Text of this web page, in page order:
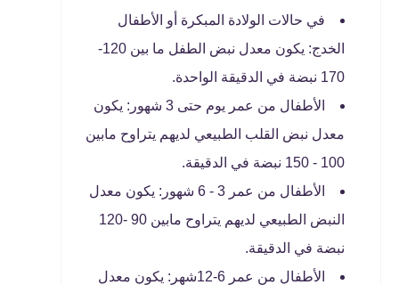
في حالات الولادة المبكرة أو الأطفال
الخدج: يكون معدل نبض الطفل ما بين 120-
170 نبضة في الدقيقة الواحدة.
الأطفال من عمر يوم حتى 3 شهور: يكون
معدل نبض القلب الطبيعي لديهم يتراوح مابين
100 - 150 نبضة في الدقيقة.
الأطفال من عمر 3 - 6 شهور: يكون معدل
النبض الطبيعي لديهم يتراوح مابين 90 -120
نبضة في الدقيقة.
الأطفال من عمر 6-12شهر: يكون معدل